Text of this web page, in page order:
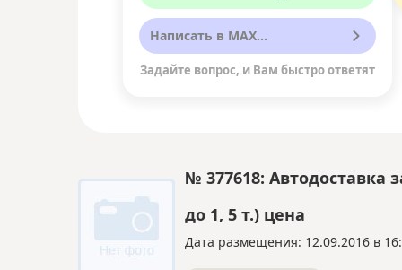
Написать в MAX...
Задайте вопрос, и Вам быстро ответят
№ 377618: Автодоставка
до 1, 5 т.) цена
Дата размещения: 12.09.2016 в